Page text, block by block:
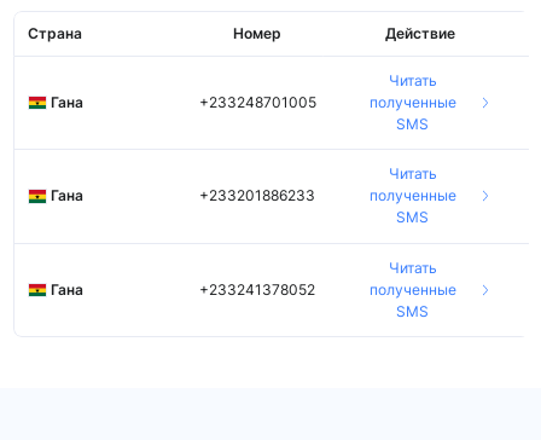
Страна Номер Действие
Гана +233248701005
Читать
полученные
SMS
Гана +233201886233
Читать
полученные
SMS
Гана +233241378052
Читать
полученные
SMS